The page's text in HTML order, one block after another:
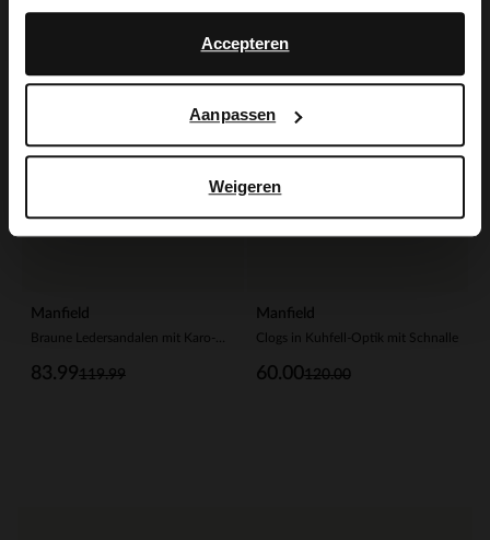
Accepteren
Aanpassen
Weigeren
Manfield
119.99
83.99
Manfield
Clogs in Kuhfell-Optik mit Schnalle
120.00
60.00
English